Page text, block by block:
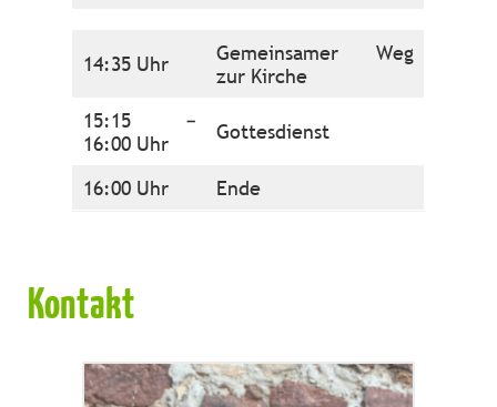
14:35 Uhr
Gemeinsamer Weg
zur Kirche
15:15 –
16:00 Uhr
Gottesdienst
16:00 Uhr Ende
Kontakt